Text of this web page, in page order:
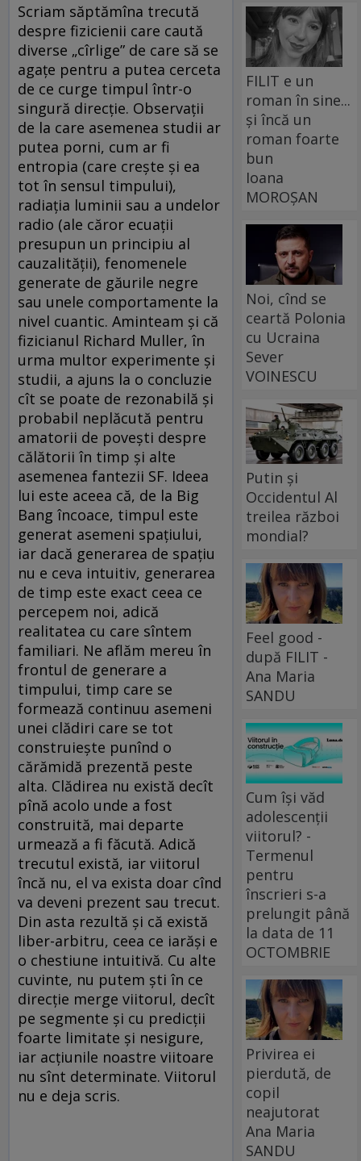
Scriam săptămîna trecută
despre fizicienii care caută
diverse „cîrlige” de care să se
agațe pentru a putea cerceta
de ce curge timpul într-o
singură direcție. Observații
de la care asemenea studii ar
putea porni, cum ar fi
entropia (care crește și ea
tot în sensul timpului),
radiația luminii sau a undelor
radio (ale căror ecuații
presupun un principiu al
cauzalității), fenomenele
generate de găurile negre
sau unele comportamente la
nivel cuantic. Aminteam și că
fizicianul Richard Muller, în
urma multor experimente și
studii, a ajuns la o concluzie
cît se poate de rezonabilă și
probabil neplăcută pentru
amatorii de povești despre
călătorii în timp și alte
asemenea fantezii SF. Ideea
lui este aceea că, de la Big
Bang încoace, timpul este
generat asemeni spațiului,
iar dacă generarea de spațiu
nu e ceva intuitiv, generarea
de timp este exact ceea ce
percepem noi, adică
realitatea cu care sîntem
familiari. Ne aflăm mereu în
frontul de generare a
timpului, timp care se
formează continuu asemeni
unei clădiri care se tot
construiește punînd o
cărămidă prezentă peste
alta. Clădirea nu există decît
pînă acolo unde a fost
construită, mai departe
urmează a fi făcută. Adică
trecutul există, iar viitorul
încă nu, el va exista doar cînd
va deveni prezent sau trecut.
Din asta rezultă și că există
liber-arbitru, ceea ce iarăși e
o chestiune intuitivă. Cu alte
cuvinte, nu putem ști în ce
direcție merge viitorul, decît
pe segmente și cu predicții
foarte limitate și nesigure,
iar acțiunile noastre viitoare
nu sînt determinate. Viitorul
nu e deja scris.
FILIT e un
roman în sine...
și încă un
roman foarte
bun
Ioana
MOROȘAN
Noi, cînd se
ceartă Polonia
cu Ucraina
Sever
VOINESCU
Putin și
Occidentul Al
treilea război
mondial?
Feel good -
după FILIT -
Ana Maria
SANDU
Cum își văd
adolescenții
viitorul? -
Termenul
pentru
înscrieri s-a
prelungit până
la data de 11
OCTOMBRIE
Privirea ei
pierdută, de
copil
neajutorat
Ana Maria
SANDU